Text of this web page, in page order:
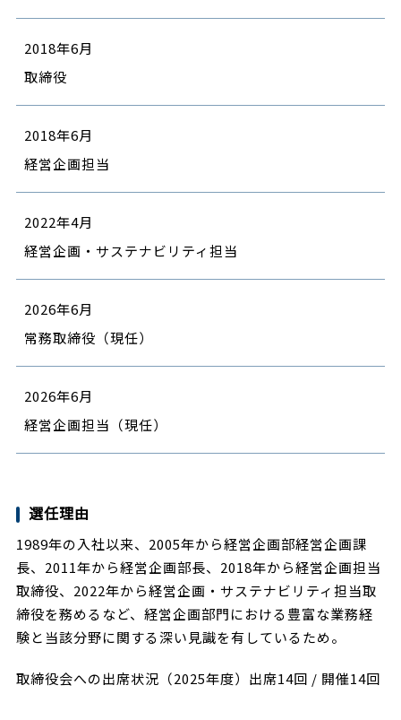
2018年6月
取締役
2018年6月
経営企画担当
2022年4月
経営企画・サステナビリティ担当
2026年6月
常務取締役（現任）
2026年6月
経営企画担当（現任）
選任理由
1989年の入社以来、2005年から経営企画部経営企画課
長、2011年から経営企画部長、2018年から経営企画担当
取締役、2022年から経営企画・サステナビリティ担当取
締役を務めるなど、経営企画部門における豊富な業務経
験と当該分野に関する深い見識を有しているため。
取締役会への出席状況（2025年度）出席14回 / 開催14回